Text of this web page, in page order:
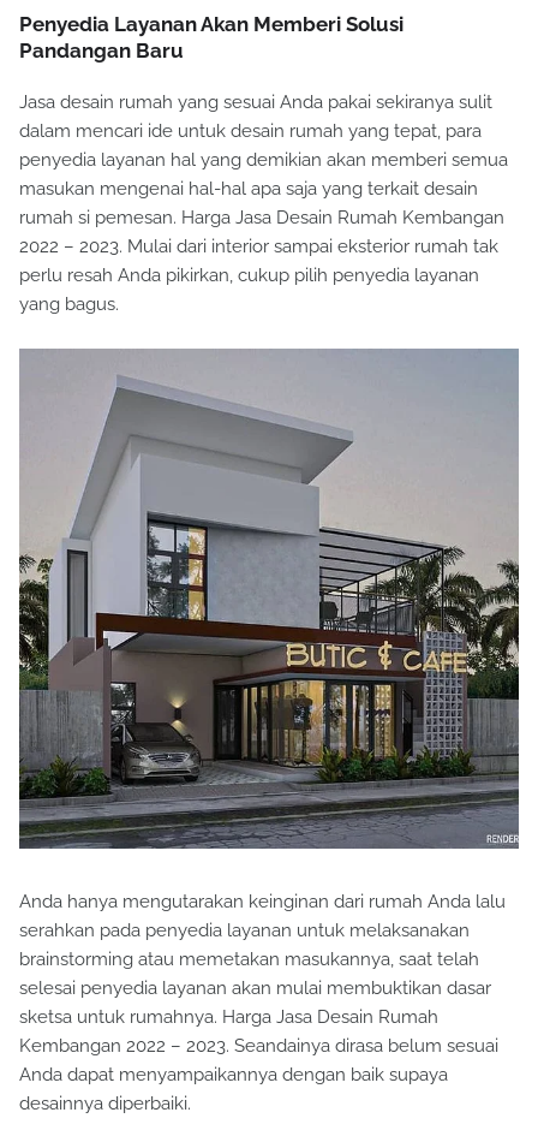
Penyedia Layanan Akan Memberi Solusi
Jasa desain rumah yang sesuai Anda pakai sekiranya sulit
dalam mencari ide untuk desain rumah yang tepat, para
penyedia layanan hal yang demikian akan memberi semua
masukan mengenai hal-hal apa saja yang terkait desain
rumah si pemesan. Harga Jasa Desain Rumah Kembangan
2022 – 2023. Mulai dari interior sampai eksterior rumah tak
perlu resah Anda pikirkan, cukup pilih penyedia layanan
Anda hanya mengutarakan keinginan dari rumah Anda lalu
serahkan pada penyedia layanan untuk melaksanakan
brainstorming atau memetakan masukannya, saat telah
selesai penyedia layanan akan mulai membuktikan dasar
sketsa untuk rumahnya. Harga Jasa Desain Rumah
Kembangan 2022 – 2023. Seandainya dirasa belum sesuai
Anda dapat menyampaikannya dengan baik supaya